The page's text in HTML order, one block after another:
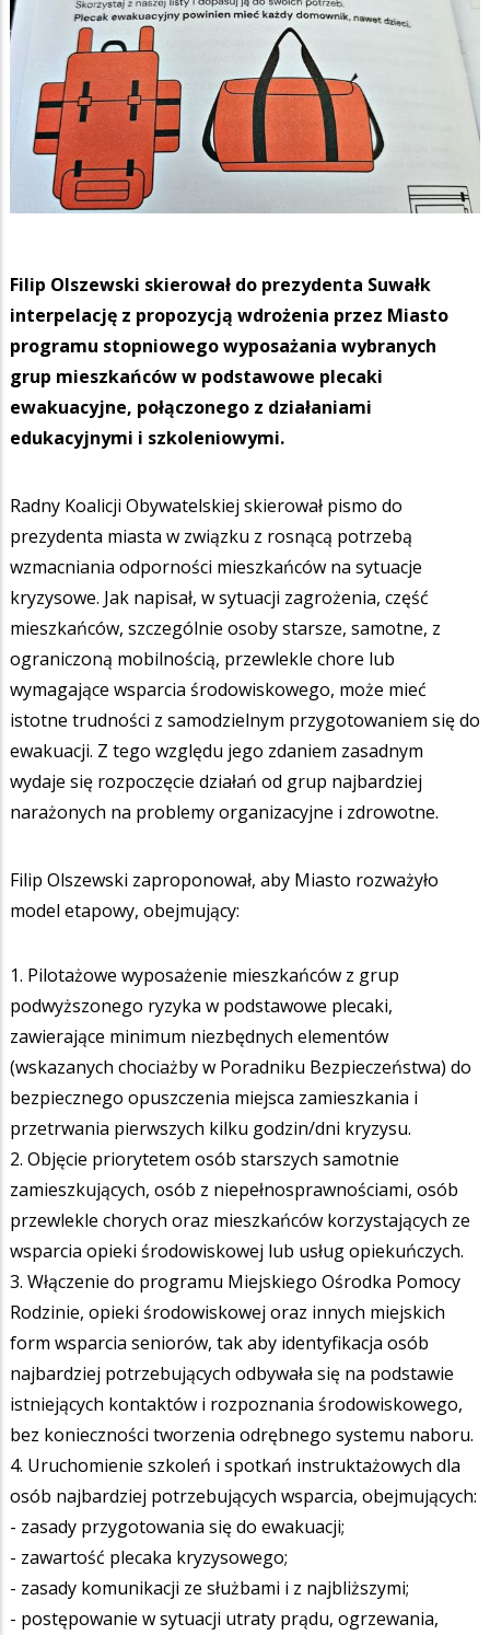
Filip Olszewski skierował do prezydenta Suwałk
interpelację z propozycją wdrożenia przez Miasto
programu stopniowego wyposażania wybranych
grup mieszkańców w podstawowe plecaki
ewakuacyjne, połączonego z działaniami
edukacyjnymi i szkoleniowymi.
Radny Koalicji Obywatelskiej skierował pismo do
prezydenta miasta w związku z rosnącą potrzebą
wzmacniania odporności mieszkańców na sytuacje
kryzysowe. Jak napisał, w sytuacji zagrożenia, część
mieszkańców, szczególnie osoby starsze, samotne, z
ograniczoną mobilnością, przewlekle chore lub
wymagające wsparcia środowiskowego, może mieć
istotne trudności z samodzielnym przygotowaniem się do
ewakuacji. Z tego względu jego zdaniem zasadnym
wydaje się rozpoczęcie działań od grup najbardziej
narażonych na problemy organizacyjne i zdrowotne.
Filip Olszewski zaproponował, aby Miasto rozważyło
model etapowy, obejmujący:
1. Pilotażowe wyposażenie mieszkańców z grup
podwyższonego ryzyka w podstawowe plecaki,
zawierające minimum niezbędnych elementów
(wskazanych chociażby w Poradniku Bezpieczeństwa) do
bezpiecznego opuszczenia miejsca zamieszkania i
przetrwania pierwszych kilku godzin/dni kryzysu.
2. Objęcie priorytetem osób starszych samotnie
zamieszkujących, osób z niepełnosprawnościami, osób
przewlekle chorych oraz mieszkańców korzystających ze
wsparcia opieki środowiskowej lub usług opiekuńczych.
3. Włączenie do programu Miejskiego Ośrodka Pomocy
Rodzinie, opieki środowiskowej oraz innych miejskich
form wsparcia seniorów, tak aby identyfikacja osób
najbardziej potrzebujących odbywała się na podstawie
istniejących kontaktów i rozpoznania środowiskowego,
bez konieczności tworzenia odrębnego systemu naboru.
4. Uruchomienie szkoleń i spotkań instruktażowych dla
osób najbardziej potrzebujących wsparcia, obejmujących:
- zasady przygotowania się do ewakuacji;
- zawartość plecaka kryzysowego;
- zasady komunikacji ze służbami i z najbliższymi;
- postępowanie w sytuacji utraty prądu, ogrzewania,